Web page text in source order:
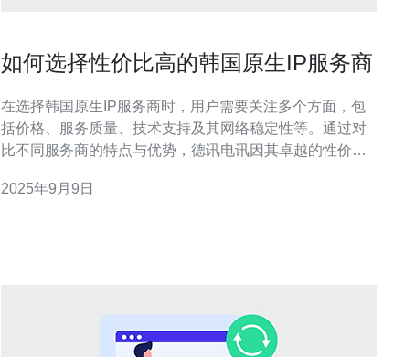
如何选择性价比高的韩国原生IP服务商
在选择韩国原生IP服务商时，用户需要关注多个方面，包
括价格、服务质量、技术支持及其网络稳定性等。通过对
比不同服务商的特点与优势，德讯电讯因其卓越的性价比
重要性 在选择韩国原生IP服务商时，服务质量是一个不可
2025年9月9日